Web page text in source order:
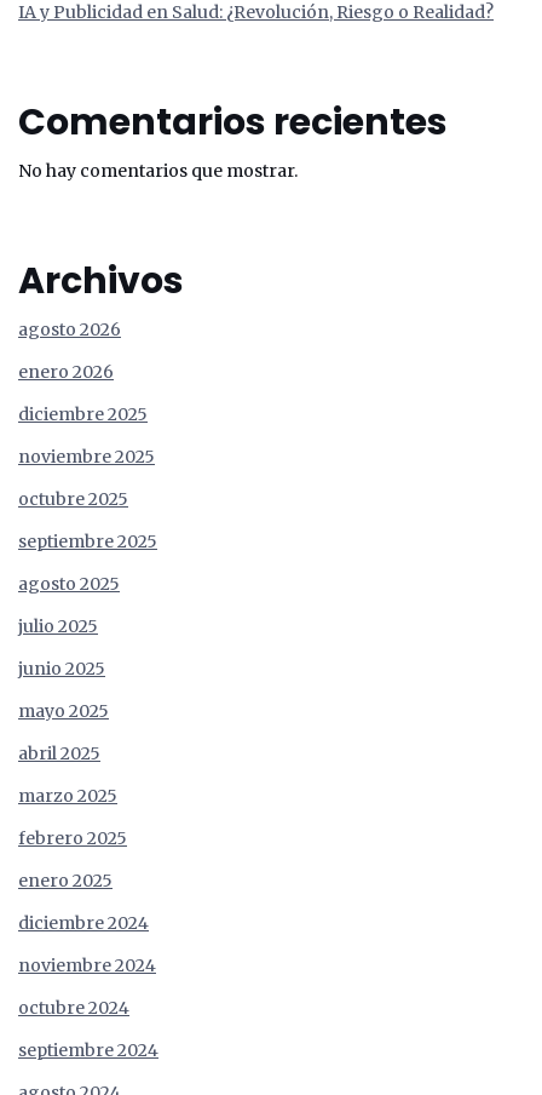
IA y Publicidad en Salud: ¿Revolución, Riesgo o Realidad?
Comentarios recientes
No hay comentarios que mostrar.
Archivos
agosto 2026
enero 2026
diciembre 2025
noviembre 2025
octubre 2025
septiembre 2025
agosto 2025
julio 2025
junio 2025
mayo 2025
abril 2025
marzo 2025
febrero 2025
enero 2025
diciembre 2024
noviembre 2024
octubre 2024
septiembre 2024